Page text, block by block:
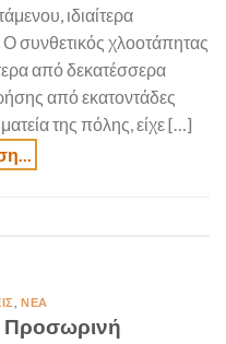
ιδιαίτερα
συνθετικός χλοοτάπητας
από δεκατέσσερα
από εκατοντάδες
της πόλης, είχε […]
,ΝΈΑ